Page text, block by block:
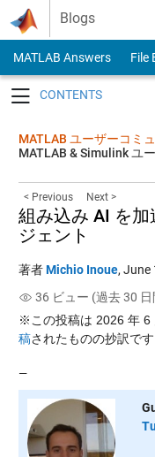
Skip to content
Blogs
MATLAB Answers File
MATLAB ユーザーコミ
MATLAB & Simulink ユ
< Previous Next >
組み込み AI を
ジェント
著者Michio Inoue, June
36 ビュー (過去 30
※この投稿は 2026 年 6
稿されたものの抄訳です
—